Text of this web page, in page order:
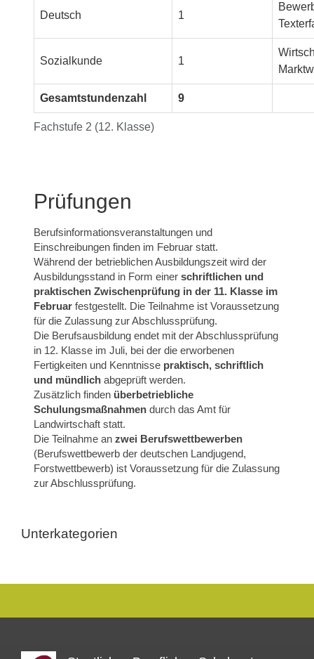
Fachstufe 2 (12. Klasse)
Deutsch 1
Sozialkunde 1
Gesamtstundenzahl 9
Prüfungen
Berufsinformationsveranstaltungen und
Einschreibungen finden im Februar statt.
Während der betrieblichen Ausbildungszeit wird der
Ausbildungsstand in Form einer schriftlichen und
praktischen Zwischenprüfung in der 11. Klasse im
Februar festgestellt. Die Teilnahme ist Voraussetzung
für die Zulassung zur Abschlussprüfung.
Die Berufsausbildung endet mit der Abschlussprüfung
in 12. Klasse im Juli, bei der die erworbenen
Fertigkeiten und Kenntnisse praktisch, schriftlich
und mündlich abgeprüft werden.
Zusätzlich finden überbetriebliche
Schulungsmaßnahmen durch das Amt für
Landwirtschaft statt.
Die Teilnahme an zwei Berufswettbewerben
(Berufswettbewerb der deutschen Landjugend,
Forstwettbewerb) ist Voraussetzung für die Zulassung
zur Abschlussprüfung.
Unterkategorien